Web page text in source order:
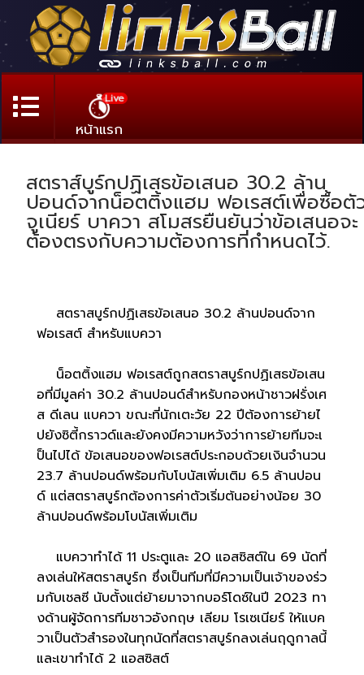
Live
หน้าแรก
สตราส์บูร์กปฏิเสธข้อเสนอ 30.2 ล้าน
ปอนด์จากน็อตติ้งแฮม ฟอเรสต์เพื่อซื้อตั
จูเนียร์ บาควา สโมสรยืนยันว่าข้อเสนอจะ
ต้องตรงกับความต้องการที่กำหนดไว้.
สตราสบูร์กปฏิเสธข้อเสนอ 30.2 ล้านปอนด์จาก
ฟอเรสต์ สำหรับแบควา
น็อตติ้งแฮม ฟอเรสต์ถูกสตราสบูร์กปฏิเสธข้อเสน
อที่มีมูลค่า 30.2 ล้านปอนด์สำหรับกองหน้าชาวฝรั่งเศ
ส ดีเลน แบควา ขณะที่นักเตะวัย 22 ปีต้องการย้ายไ
ปยังซิตี้กราวด์และยังคงมีความหวังว่าการย้ายทีมจะเ
ป็นไปได้ ข้อเสนอของฟอเรสต์ประกอบด้วยเงินจำนวน
23.7 ล้านปอนด์พร้อมกับโบนัสเพิ่มเติม 6.5 ล้านปอน
ด์ แต่สตราสบูร์กต้องการค่าตัวเริ่มต้นอย่างน้อย 30
ล้านปอนด์พร้อมโบนัสเพิ่มเติม
แบควาทำได้ 11 ประตูและ 20 แอสซิสต์ใน 69 นัดที่
ลงเล่นให้สตราสบูร์ก ซึ่งเป็นทีมที่มีความเป็นเจ้าของร่ว
มกับเชลซี นับตั้งแต่ย้ายมาจากบอร์โดซ์ในปี 2023 ทา
งด้านผู้จัดการทีมชาวอังกฤษ เลียม โรเซเนียร์ ให้แบค
วาเป็นตัวสำรองในทุกนัดที่สตราสบูร์กลงเล่นฤดูกาลนี้
และเขาทำได้ 2 แอสซิสต์